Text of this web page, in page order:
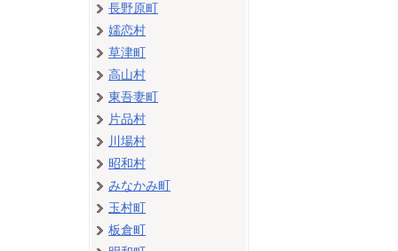
長野原町
嬬恋村
草津町
高山村
東吾妻町
片品村
川場村
昭和村
みなかみ町
玉村町
板倉町